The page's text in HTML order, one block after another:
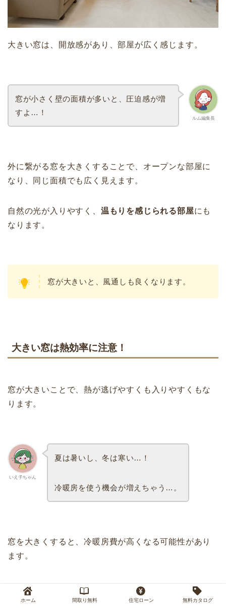
大きい窓は、開放感があり、部屋が広く感じます。
ルム編集長
窓が小さく壁の面積が多いと、圧迫感が増
すよ…！
外に繋がる窓を大きくすることで、オープンな部屋に
なり、同じ面積でも広く見えます。
自然の光が入りやすく、 温もりを感じられる部屋にも
なります。
窓が大きいと、風通しも良くなります。
大きい窓は熱効率に注意！
窓が大きいことで、熱が逃げやすくも入りやすくもな
ります。
いえ子ちゃん
夏は暑いし、冬は寒い…！
冷暖房を使う機会が増えちゃう…。
窓を大きくすると、冷暖房費が高くなる可能性があり
ます。
ホーム 間取り無料 住宅ローン 無料カタログ